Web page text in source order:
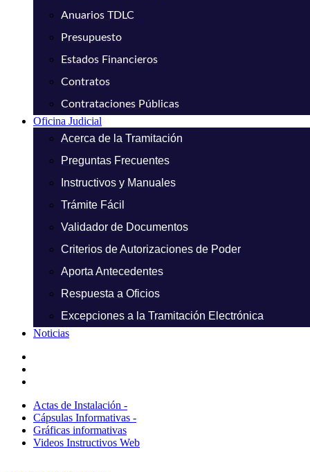
Anuarios TDLC
Presupuesto
Estados Financieros
Contratos
Contrataciones Públicas
Oficina Judicial
Acerca de la Tramitación
Preguntas Frecuentes
Instructivos y Manuales
Trámite Fácil
Validador de Documentos
Criterios de Autorizaciones de Poder
Aporta Antecedentes
Respuesta a Oficios
Excepciones a la Tramitación Electrónica
Noticias
Actas de Instalación -
Cápsulas Informativas -
Gráficas informativas
Videos Instructivos Web